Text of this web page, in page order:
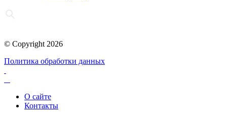
© Copyright 2026
Политика обработки данных
О сайте
Контакты